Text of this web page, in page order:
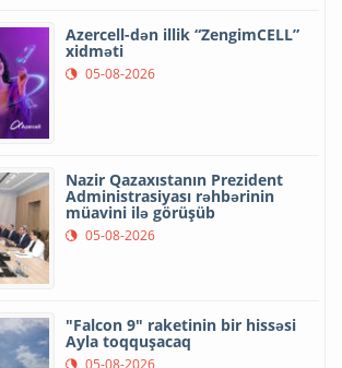
Azercell-dən illik “ZengimCELL”
xidməti
05-08-2026
Nazir Qazaxıstanın Prezident
Administrasiyası rəhbərinin
müavini ilə görüşüb
05-08-2026
"Falcon 9" raketinin bir hissəsi
Ayla toqquşacaq
05-08-2026